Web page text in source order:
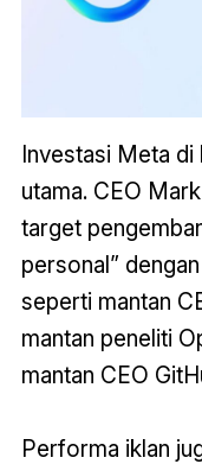
Investasi Meta di
utama. CEO
target
personal”
seperti mantan
mantan peneliti
mantan CEO
Performa iklan